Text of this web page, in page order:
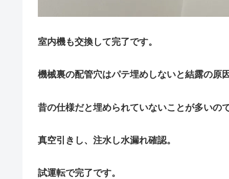
室内機も交換して完了です。
機械裏の配管穴はパテ埋めしないと結露の原
昔の仕様だと埋められていないことが多いの
真空引きし、注水し水漏れ確認。
試運転で完了です。